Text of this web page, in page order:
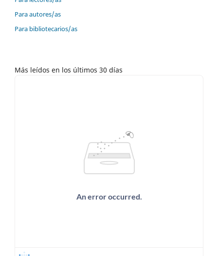
Para autores/as
Para bibliotecarios/as
Más leídos en los últimos 30 días